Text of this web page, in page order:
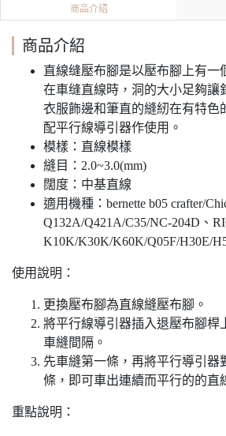
商品介紹
商品介紹
直線缝壓布腳是以壓布腳上有一
在車缝直線時，洞的大小足夠讓
衣服飾邊和筆直的縫紉在有特色
配平行線導引器作使用。
模樣：直線模樣
縫目：2.0~3.0(mm)
闊度：中基直線
適用機種：bernette b05 crafter/
Q132A/Q421A/C35/NC-204D、
K10K/K30K/K60K/Q05F/H30E/
使用說明：
更換壓布腳為直線縫壓布腳。
將平行線導引器插入退壓布腳桿
車縫間隔。
先車縫第一條，再將平行導引器
條，即可車出連續而平行的的直
重點說明：